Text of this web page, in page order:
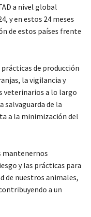
a nivel global
y en estos 24 meses
de estos países frente
de producción
la vigilancia y
veterinarios a lo largo
salvaguarda de la
a la minimización del
mantenernos
y las prácticas para
de nuestros animales,
a un